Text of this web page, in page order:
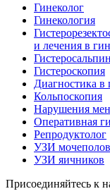
Гинеколог
Гинекология
и лечения в
Гистероскопия
Диагностика в
Кольпоскопия
Нарушения
Оперативная
Репродуктолог
УЗИ
УЗИ яичников
Присоединяйтесь к